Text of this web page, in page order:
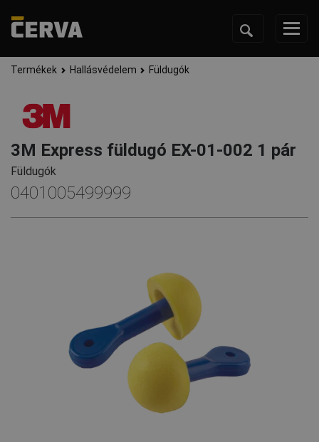
Termékek Hallásvédelem Füldugók
3M Express füldugó EX-01-002 1 pár
Füldugók
0401005499999